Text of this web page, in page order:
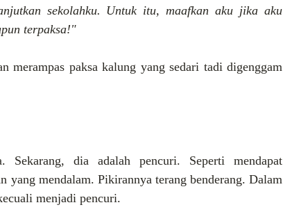
sekolahku. Untuk itu, maafkan aku jika aku
terpaksa!"
merampas paksa kalung yang sedari tadi digenggam
Sekarang, dia adalah pencuri. Seperti mendapat
yang mendalam. Pikirannya terang benderang. Dalam
menjadi pencuri.